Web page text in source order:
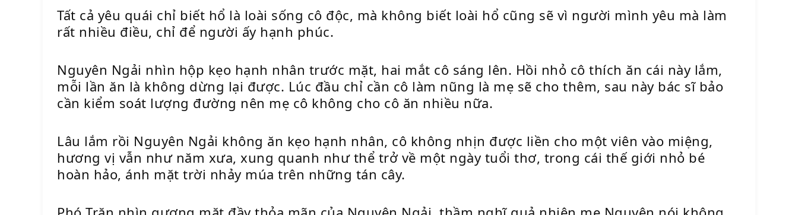
Tất cả yêu quái chỉ biết hổ là loài sống cô độc, mà không biết loài hổ cũng sẽ vì người mình yêu mà làm
rất nhiều điều, chỉ để người ấy hạnh phúc.
Nguyên Ngải nhìn hộp kẹo hạnh nhân trước mặt, hai mắt cô sáng lên. Hồi nhỏ cô thích ăn cái này lắm,
mỗi lần ăn là không dừng lại được. Lúc đầu chỉ cần cô làm nũng là mẹ sẽ cho thêm, sau này bác sĩ bảo
cần kiểm soát lượng đường nên mẹ cô không cho cô ăn nhiều nữa.
Lâu lắm rồi Nguyên Ngải không ăn kẹo hạnh nhân, cô không nhịn được liền cho một viên vào miệng,
hương vị vẫn như năm xưa, xung quanh như thể trở về một ngày tuổi thơ, trong cái thế giới nhỏ bé
hoàn hảo, ánh mặt trời nhảy múa trên những tán cây.